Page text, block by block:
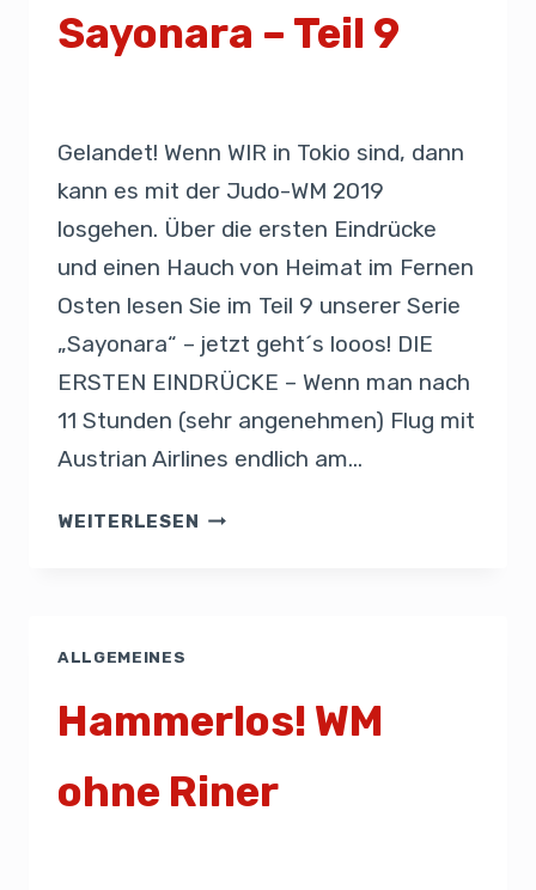
Sayonara – Teil 9
Gelandet! Wenn WIR in Tokio sind, dann
kann es mit der Judo-WM 2019
losgehen. Über die ersten Eindrücke
und einen Hauch von Heimat im Fernen
Osten lesen Sie im Teil 9 unserer Serie
„Sayonara“ – jetzt geht´s looos! DIE
ERSTEN EINDRÜCKE – Wenn man nach
11 Stunden (sehr angenehmen) Flug mit
Austrian Airlines endlich am…
WEITERLESEN
ALLGEMEINES
Hammerlos! WM
ohne Riner